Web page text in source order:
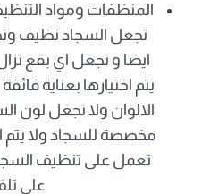
المنظفات ومواد
تجعل السجاد نظيف
ايضا و تجعل اي بقع
يتم اختيارها بعناية
الالوان ولا تجعل لون
مخصصة للسجاد ولا
تعمل على تنظيف
على